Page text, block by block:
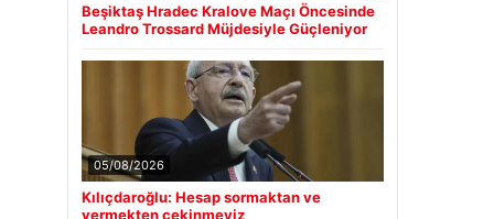
Beşiktaş Hradec Kralove Maçı Öncesinde
Leandro Trossard Müjdesiyle Güçleniyor
05/08/2026
Kılıçdaroğlu: Hesap sormaktan ve
vermekten çekinmeyiz